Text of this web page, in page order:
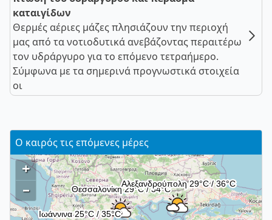
καταιγίδων
Θερμές αέριες μάζες πλησιάζουν την περιοχή
μας από τα νοτιοδυτικά ανεβάζοντας περαιτέρω
τον υδράργυρο για το επόμενο τετραήμερο.
Σύμφωνα με τα σημερινά προγνωστικά στοιχεία
οι
Ο καιρός τις επόμενες μέρες
+
–